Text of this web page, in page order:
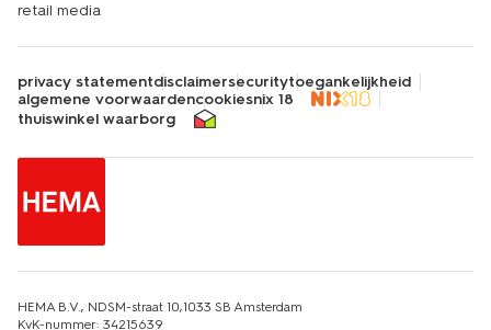
retail media
privacy statementdisclaimersecuritytoegankelijkheid
algemene voorwaardencookiesnix 18
thuiswinkel waarborg
HEMA B.V., NDSM-straat 10,1033 SB Amsterdam
KvK-nummer: 34215639